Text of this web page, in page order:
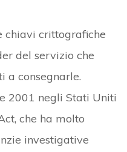
chiavi crittografiche
del servizio che
a consegnarle.
2001 negli Stati Uniti
che ha molto
investigative